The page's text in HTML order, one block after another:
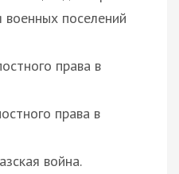
поселений
права в
права в
война.